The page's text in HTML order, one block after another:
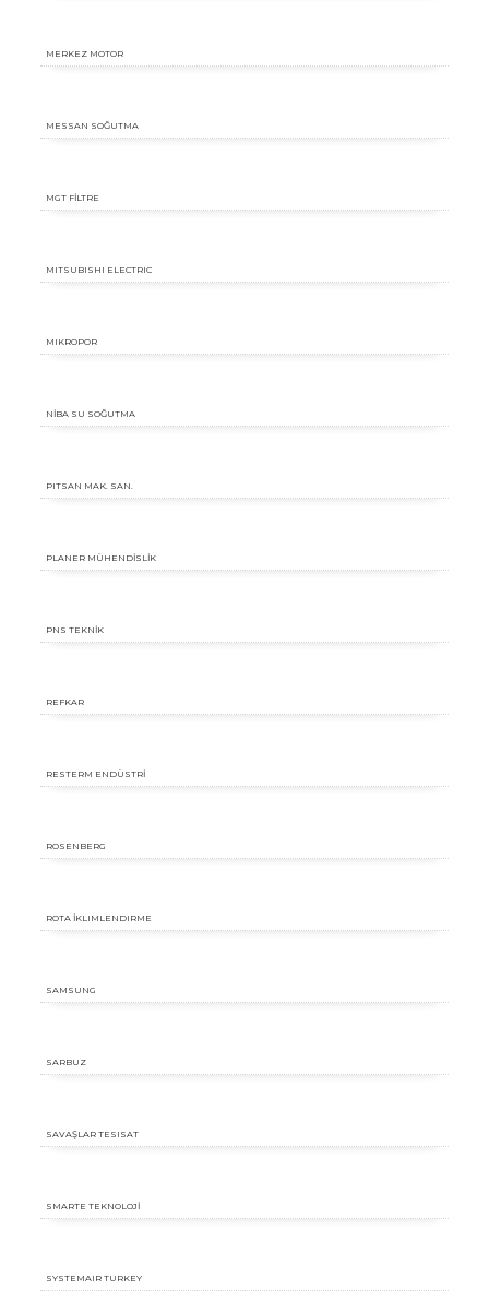
MERKEZ MOTOR
MESSAN SOĞUTMA
MGT FİLTRE
MIKROPOR
MITSUBISHI ELECTRIC
NİBA SU SOĞUTMA
PITSAN MAK. SAN.
PLANER MÜHENDİSLİK
PNS TEKNİK
REFKAR
RESTERM ENDÜSTRİ
ROSENBERG
ROTA İKLIMLENDIRME
SAMSUNG
SARBUZ
SAVAŞLAR TESISAT
SMARTE TEKNOLOJİ
SYSTEMAIR TURKEY